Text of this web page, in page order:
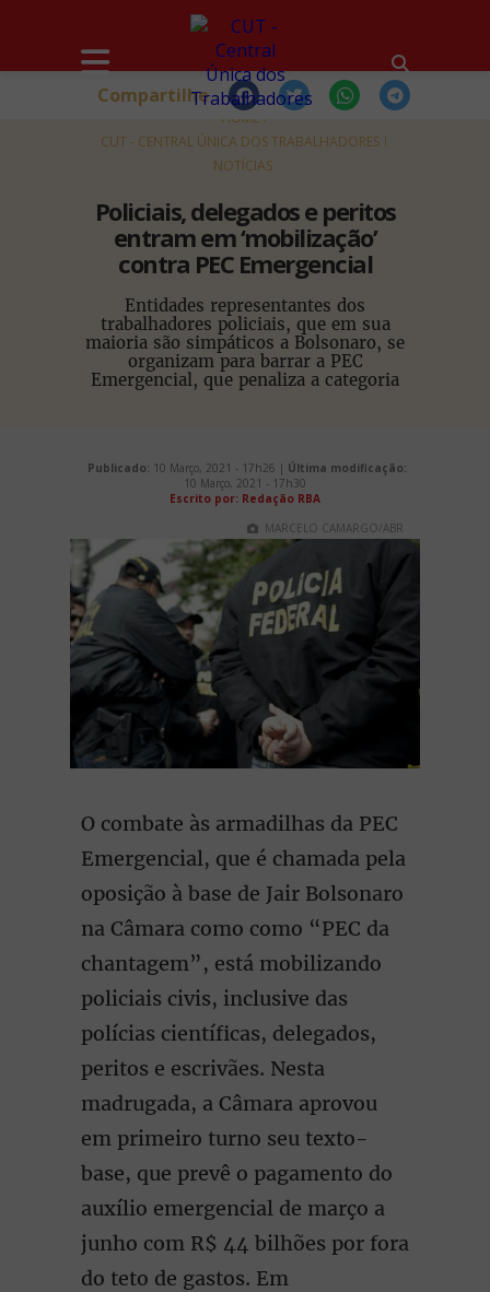
HOME
CUT - CENTRAL ÚNICA DOS TRABALHADORES
NOTÍCIAS
Policiais, delegados e peritos
entram em ‘mobilização’
contra PEC Emergencial
Entidades representantes dos
trabalhadores policiais, que em sua
maioria são simpáticos a Bolsonaro, se
organizam para barrar a PEC
Emergencial, que penaliza a categoria
Compartilhe
Publicado: 10 Março, 2021 - 17h26 | Última modificação:
10 Março, 2021 - 17h30
Escrito por: Redação RBA
MARCELO CAMARGO/ABR
O combate às armadilhas da PEC
Emergencial, que é chamada pela
oposição à base de Jair Bolsonaro
na Câmara como como “PEC da
chantagem”, está mobilizando
policiais civis, inclusive das
polícias científicas, delegados,
peritos e escrivães. Nesta
madrugada, a Câmara aprovou
em primeiro turno seu texto-
base, que prevê o pagamento do
auxílio emergencial de março a
junho com R$ 44 bilhões por fora
do teto de gastos. Em